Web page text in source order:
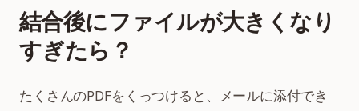
結合後にファイルが大きくなり
すぎたら？
たくさんのPDFをくっつけると、メールに添付でき